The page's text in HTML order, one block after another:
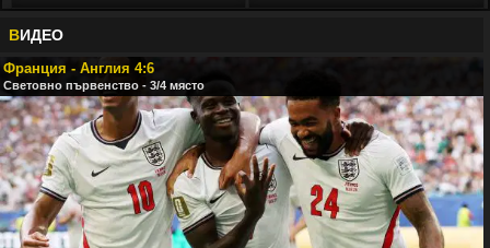
ВИДЕО
Франция - Англия 4:6
Световно първенство - 3/4 място